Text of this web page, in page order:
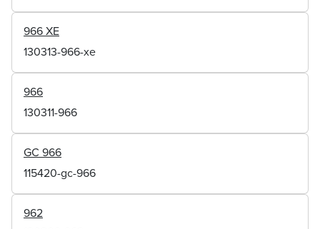
966 XE
130313-966-xe
966
130311-966
GC 966
115420-gc-966
962